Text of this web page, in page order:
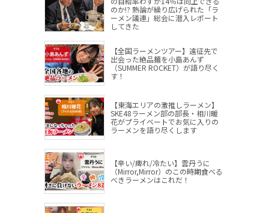
のか!? 熱論が繰り広げられた「ラ
ーメン議連」総会に潜入レポート
してきた
【全国ラーメンツアー】遠征先で
出会った絶品麺を小島あんず
（SUMMER ROCKET）が語り尽く
す！
【東海エリアの激推しラーメン】
SKE48ラーメン部の部長・相川暖
花がプライベートでお気に入りの
ラーメンを語り尽くします
【辛い/痺れ/冷たい】雲丹うに
（Mirror,Mirror）のこの時期食べる
べきラーメンはこれだ！